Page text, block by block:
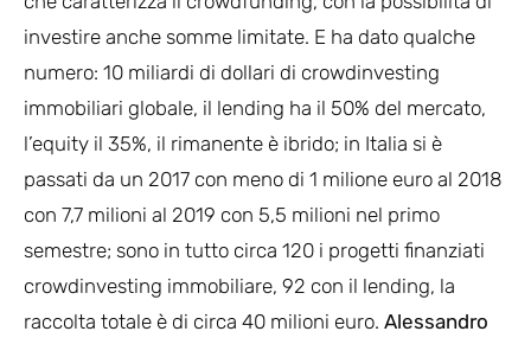
investire anche somme limitate. E ha dato qualche
numero: 10 miliardi di dollari di crowdinvesting
immobiliari globale, il lending ha il 50% del mercato,
l’equity il 35%, il rimanente è ibrido; in Italia si è
passati da un 2017 con meno di 1 milione euro al 2018
con 7,7 milioni al 2019 con 5,5 milioni nel primo
semestre; sono in tutto circa 120 i progetti finanziati
crowdinvesting immobiliare, 92 con il lending, la
raccolta totale è di circa 40 milioni euro. Alessandro